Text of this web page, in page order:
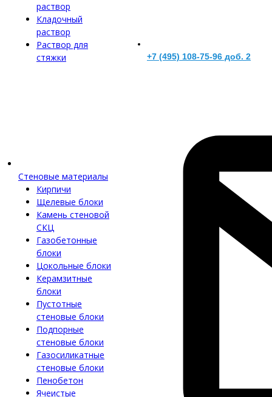
раствор
Кладочный
раствор
Раствор для
стяжки
Стеновые материалы
Кирпичи
Щелевые блоки
Камень стеновой
СКЦ
Газобетонные
блоки
Цокольные блоки
Керамзитные
блоки
Пустотные
стеновые блоки
Подпорные
стеновые блоки
Газосиликатные
стеновые блоки
Пенобетон
Ячеистые
+7 (495) 108-75-96 доб. 2